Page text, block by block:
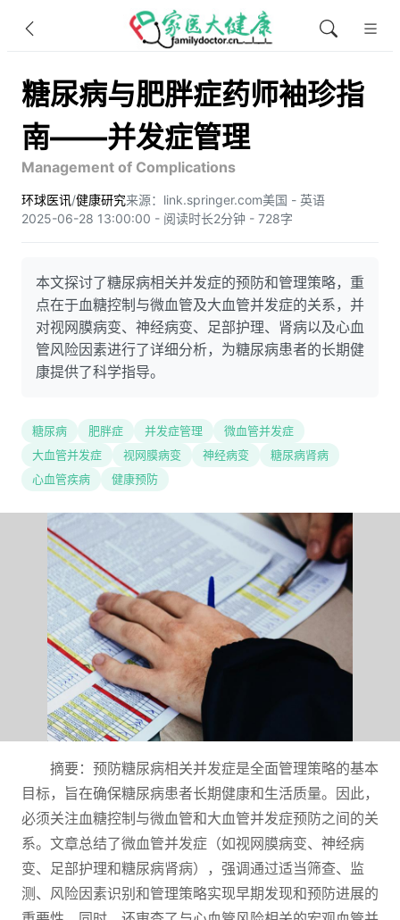
糖尿病与肥胖症药师袖珍指
南——并发症管理
Management of Complications
环球医讯/健康研究来源：link.springer.com美国 - 英语
2025-06-28 13:00:00 - 阅读时长2分钟 - 728字
本文探讨了糖尿病相关并发症的预防和管理策略，重
点在于血糖控制与微血管及大血管并发症的关系，并
对视网膜病变、神经病变、足部护理、肾病以及心血
管风险因素进行了详细分析，为糖尿病患者的长期健
康提供了科学指导。
糖尿病 肥胖症 并发症管理
微血管并发症
大血管并发症
视网膜病变 神经病变
糖尿病肾病
心血管疾病
健康预防
摘要：预防糖尿病相关并发症是全面管理策略的基本
目标，旨在确保糖尿病患者长期健康和生活质量。因此，
必须关注血糖控制与微血管和大血管并发症预防之间的关
系。文章总结了微血管并发症（如视网膜病变、神经病
变、足部护理和糖尿病肾病），强调通过适当筛查、监
测、风险因素识别和管理策略实现早期发现和预防进展的